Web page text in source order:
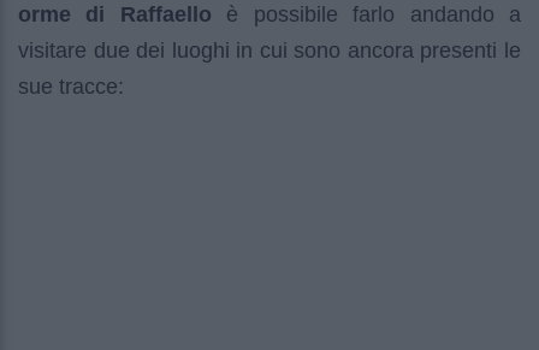
orme di Raffaello è possibile farlo andando a
visitare due dei luoghi in cui sono ancora presenti le
sue tracce: